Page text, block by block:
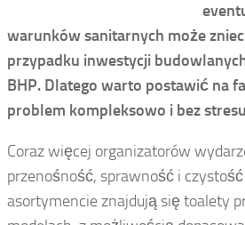
warunków sanitarnych może
przypadku inwestycji
BHP. Dlatego warto postawić na
problem kompleksowo i bez
Coraz więcej organizatorów
przenośność, sprawność i
asortymencie znajdują się toalety